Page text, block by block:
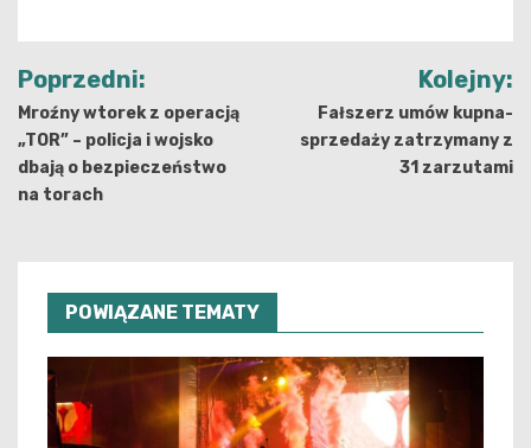
Nawigacja
wpisu
Poprzedni:
Mroźny wtorek z operacją
„TOR” – policja i wojsko
dbają o bezpieczeństwo
na torach
Kolejny:
Fałszerz umów kupna-
sprzedaży zatrzymany z
31 zarzutami
POWIĄZANE TEMATY